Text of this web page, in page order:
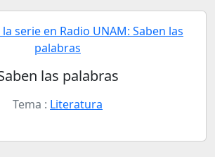
las palabras
Tema : Literatura